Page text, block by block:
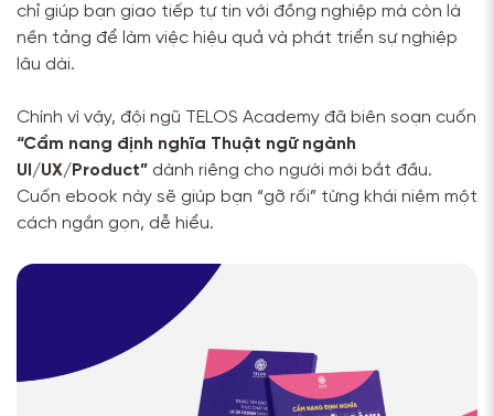
chỉ giúp bạn giao tiếp tự tin với đồng nghiệp mà còn là
nền tảng để làm việc hiệu quả và phát triển sự nghiệp
lâu dài.
Chính vì vậy, đội ngũ TELOS Academy đã biên soạn cuốn
“Cẩm nang định nghĩa Thuật ngữ ngành
UI/UX/Product” dành riêng cho người mới bắt đầu.
Cuốn ebook này sẽ giúp bạn “gỡ rối” từng khái niệm một
cách ngắn gọn, dễ hiểu.